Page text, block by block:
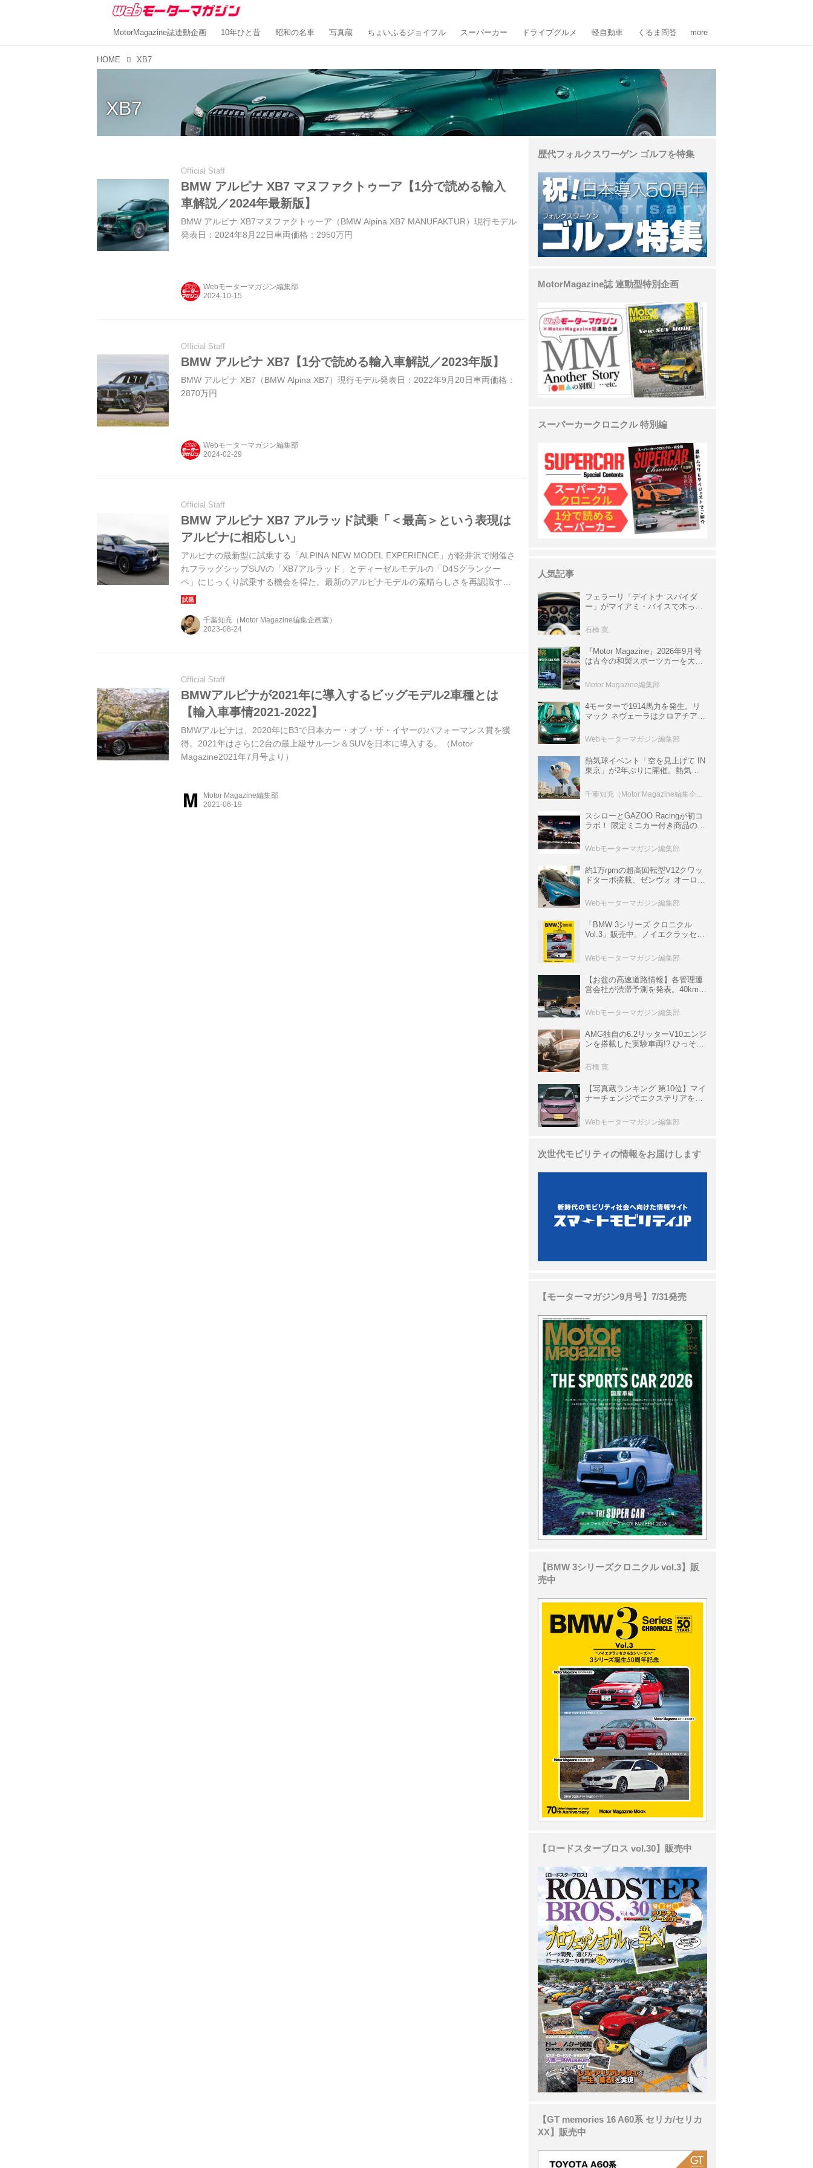
MotorMagazine誌連動企画 10年ひと昔 昭和の名車 写真蔵 ちょいふるジョイフル スーパーカー ドライブグルメ 軽自動車 くるま問答 more
HOME XB7
XB7
Official Staff
BMW アルピナ XB7 マヌファクトゥーア【1分で読める輸入
車解説／2024年最新版】
BMW アルピナ XB7マヌファクトゥーア（BMW Alpina XB7 MANUFAKTUR）現行モデル
発表日：2024年8月22日車両価格：2950万円
Webモーターマガジン編集部
Official Staff
BMW アルピナ XB7【1分で読める輸入車解説／2023年版】
BMW アルピナ XB7（BMW Alpina XB7）現行モデル発表日：2022年9月20日車両価格：
2870万円
Webモーターマガジン編集部
Official Staff
BMW アルピナ XB7 アルラッド試乗「＜最高＞という表現は
アルピナに相応しい」
アルピナの最新型に試乗する「ALPINA NEW MODEL EXPERIENCE」が軽井沢で開催さ
れフラッグシップSUVの「XB7アルラッド」とディーゼルモデルの「D4Sグランクー
ペ」にじっくり試乗する機会を得た。最新のアルピナモデルの素晴らしさを再認識する
ことができた。（Motor Magazine2023年9月号より）
千葉知充（Motor Magazine編集企画室）
Official Staff
BMWアルピナが2021年に導入するビッグモデル2車種とは
【輸入車事情2021-2022】
BMWアルピナは、2020年にB3で日本カー・オブ・ザ・イヤーのパフォーマンス賞を獲
得。2021年はさらに2台の最上級サルーン＆SUVを日本に導入する。（Motor
Magazine2021年7月号より）
Motor Magazine編集部
歴代フォルクスワーゲン ゴルフを特集
MotorMagazine誌 連動型特別企画
スーパーカークロニクル 特別編
人気記事
フェラーリ「デイトナ スパイダ
ー」がマイアミ・バイスで木っ端
サ」に化けた理由
石橋 寛
『Motor Magazine』2026年9月号
は古今の和製スポーツカーを大特
情報も満載
Motor Magazine編集部
4モーターで1914馬力を発生。リ
マック ネヴェーラはクロアチア発
ロニクル・完全版／115】
Webモーターマガジン編集部
熱気球イベント「空を見上げて IN
東京」が2年ぶりに開催。熱気球
室などのコンテンツも
スシローとGAZOO Racingが初コ
ラボ！ 限定ミニカー付き商品の
ト体験があたる抽選企画などを展
開
Webモーターマガジン編集部
約1万rpmの超高回転型V12クワッ
ドターボ搭載、ゼンヴォ オーロラ
イパーカー【スーパーカークロニ
クル・完全版／116】
Webモーターマガジン編集部
「BMW 3シリーズ クロニクル
Vol.3」販売中。ノイエクラッセか
ムック
Webモーターマガジン編集部
【お盆の高速道路情報】各管理運
営会社が渋滞予測を発表。40km以
数ある
Webモーターマガジン編集部
AMG独自の6.2リッターV10エンジ
ンを搭載した実験車両!? ひっそり
P900 プロトタイプ」とは
石橋 寛
【写真蔵ランキング 第10位】マイ
ナーチェンジでエクステリアを刷
クラ」
Webモーターマガジン編集部
次世代モビリティの情報をお届けします
【モーターマガジン9月号】7/31発売
【BMW 3シリーズクロニクル vol.3】販
売中
【ロードスターブロス vol.30】販売中
【GT memories 16 A60系 セリカ/セリカ
XX】販売中